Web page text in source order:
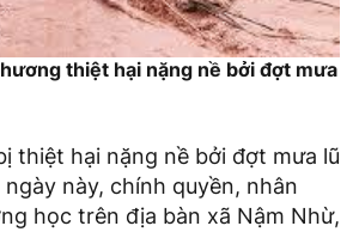
thiệt hại nặng nề bởi đợt mưa
thiệt hại nặng nề bởi đợt mưa lũ
này, chính quyền, nhân
học trên địa bàn xã Nậm Nhừ,